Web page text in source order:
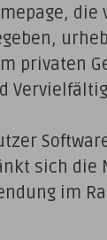
privaten
sich die
im